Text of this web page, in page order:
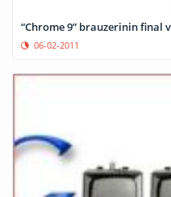
“Chrome 9” brauzerinin final
06-02-2011